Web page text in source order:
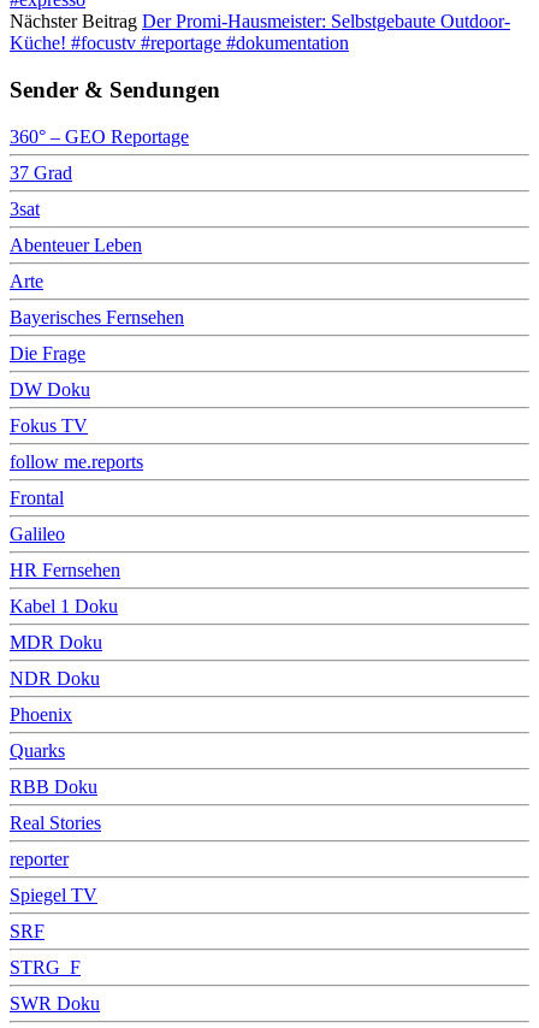
Nächster Beitrag Der Promi-Hausmeister: Selbstgebaute Outdoor-
Küche! #focustv #reportage #dokumentation
Sender & Sendungen
360° – GEO Reportage
37 Grad
3sat
Abenteuer Leben
Arte
Bayerisches Fernsehen
Die Frage
DW Doku
Fokus TV
follow me.reports
Frontal
Galileo
HR Fernsehen
Kabel 1 Doku
MDR Doku
NDR Doku
Phoenix
Quarks
RBB Doku
Real Stories
reporter
Spiegel TV
SRF
STRG_F
SWR Doku